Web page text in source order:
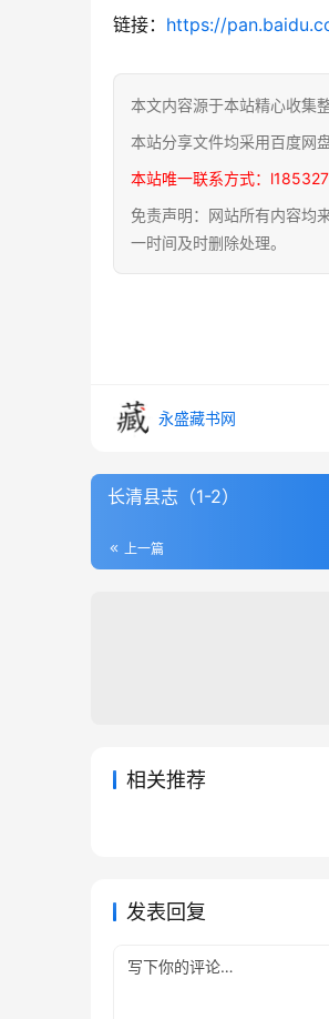
链接： https://
本文内容源于本站精心收集
本站分享文件均采用百度网
本站唯一联系方式：
免责声明：网站所有内容均
一时间及时删除处理。
永盛藏书网
长清县志（1-2）
上一篇
相关推荐
发表回复